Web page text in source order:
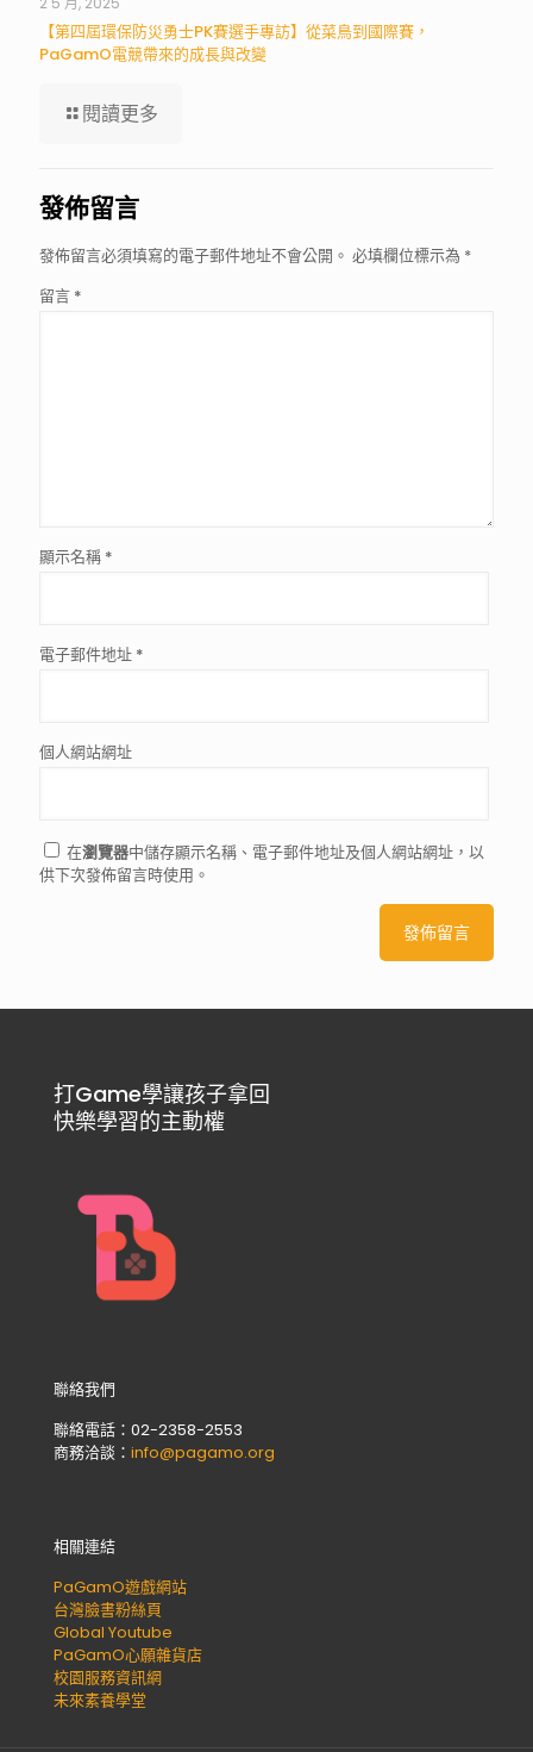
【第四屆環保防災勇士PK賽選手專訪】從菜鳥到國際賽，
PaGamO電競帶來的成長與改變
閱讀更多
發佈留言
發佈留言必須填寫的電子郵件地址不會公開。 必填欄位標示為 *
留言 *
顯示名稱 *
電子郵件地址 *
個人網站網址
在瀏覽器中儲存顯示名稱、電子郵件地址及個人網站網址，以
供下次發佈留言時使用。
打Game學讓孩子拿回
快樂學習的主動權
聯絡我們
聯絡電話：02-2358-2553
商務洽談： info@pagamo.org
相關連結
PaGamO遊戲網站
台灣臉書粉絲頁
Global Youtube
PaGamO心願雜貨店
校園服務資訊網
未來素養學堂